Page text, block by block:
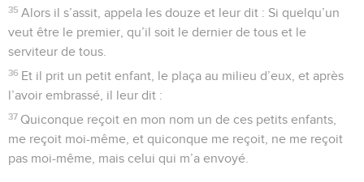
35 Alors il s’assit, appela les douze et leur dit : Si quelqu’un
veut être le premier, qu’il soit le dernier de tous et le
serviteur de tous.
36 Et il prit un petit enfant, le plaça au milieu d’eux, et après
l’avoir embrassé, il leur dit :
37 Quiconque reçoit en mon nom un de ces petits enfants,
me reçoit moi-même, et quiconque me reçoit, ne me reçoit
pas moi-même, mais celui qui m’a envoyé.